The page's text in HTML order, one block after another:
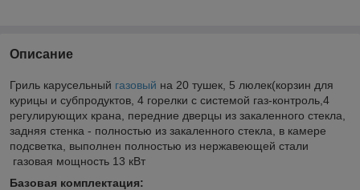
Описание
Гриль карусельный газовый на 20 тушек, 5 люлек(корзин для
курицы и субпродуктов, 4 горелки с системой газ-контроль,4
регулирующих крана, передние дверцы из закаленного стекла,
задняя стенка - полностью из закаленного стекла, в камере
подсветка, выполнен полностью из нержавеющей стали
газовая мощность 13 кВт
Базовая комплектация: